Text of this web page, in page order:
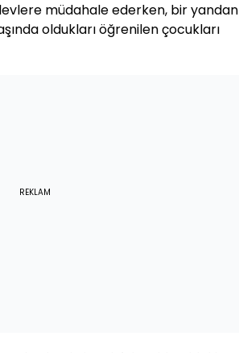
müdahale ederken, bir yandan
oldukları öğrenilen çocukları
REKLAM